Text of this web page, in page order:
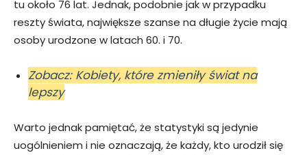
tu około 76 lat. Jednak, podobnie jak w przypadku
reszty świata, największe szanse na długie życie mają
osoby urodzone w latach 60. i 70.
Zobacz: Kobiety, które zmieniły świat na
lepszy
Warto jednak pamiętać, że statystyki są jedynie
uogólnieniem i nie oznaczają, że każdy, kto urodził się